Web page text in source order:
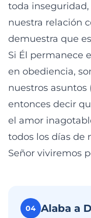
toda
nuestra relación
demuestra que
Si Él permanece
en obediencia,
nuestros asuntos
entonces decir
el amor
todos los días de
Señor viviremos
04 Alaba a